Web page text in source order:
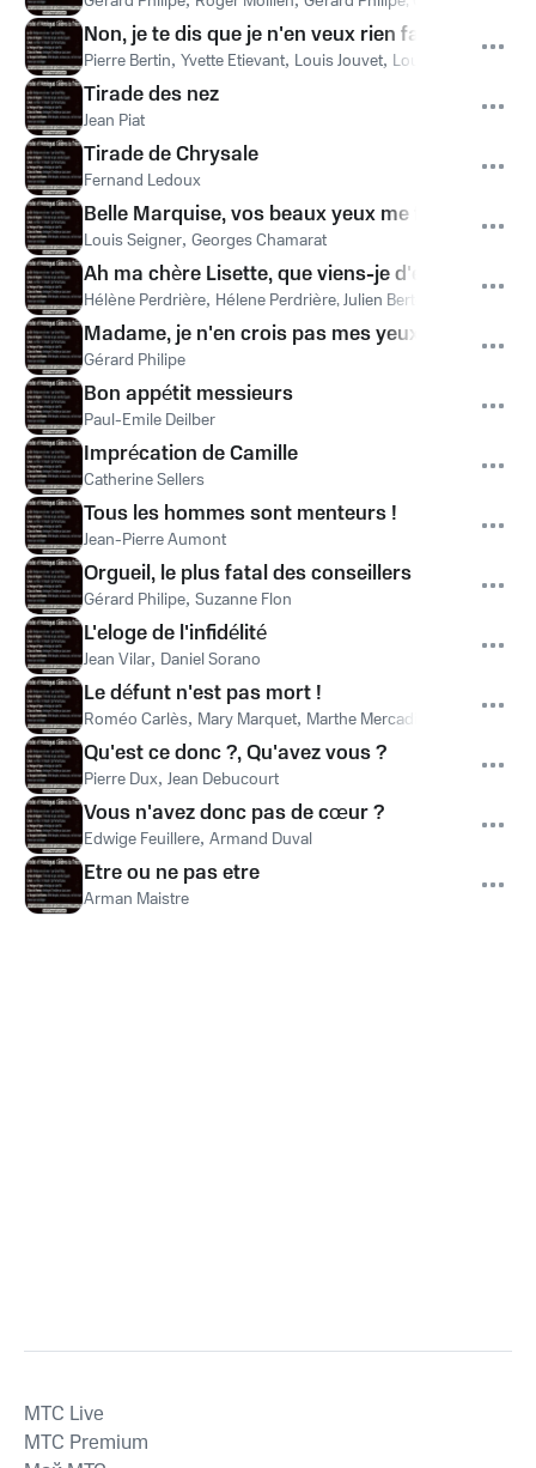
Non, je te dis que je n'en veux rien faire, et que
Pierre Bertin, Yvette Etievant, Louis Jouvet, Louis Jouvet,
Tirade des nez
Jean Piat
Tirade de Chrysale
Fernand Ledoux
Belle Marquise, vos beaux yeux me font mourir
Louis Seigner, Georges Chamarat
Ah ma chère Lisette, que viens-je d'entendre ! ...
Hélène Perdrière, Hélene Perdrière, Julien Berteau
Madame, je n'en crois pas mes yeux...
Gérard Philipe
Bon appétit messieurs
Paul-Emile Deilber
Imprécation de Camille
Catherine Sellers
Tous les hommes sont menteurs !
Jean-Pierre Aumont
Orgueil, le plus fatal des conseillers
Gérard Philipe, Suzanne Flon
L'eloge de l'infidélité
Jean Vilar, Daniel Sorano
Le défunt n'est pas mort !
Roméo Carlès, Mary Marquet, Marthe Mercadier
Qu'est ce donc ?, Qu'avez vous ?
Pierre Dux, Jean Debucourt
Vous n'avez donc pas de cœur ?
Edwige Feuillere, Armand Duval
Etre ou ne pas etre
Arman Maistre
MTС Live
MTС Premium